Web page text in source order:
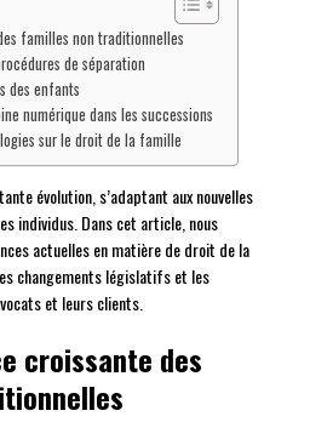
familles non traditionnelles
de séparation
des enfants
numérique dans les successions
sur le droit de la famille
évolution, s’adaptant aux nouvelles
individus. Dans cet article, nous
actuelles en matière de droit de la
changements législatifs et les
et leurs clients.
croissante des